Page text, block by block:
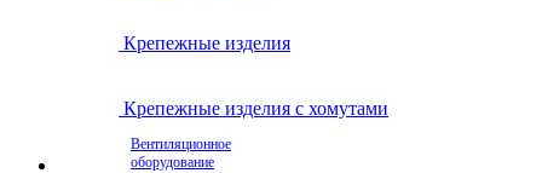
Крепежные изделия
Крепежные изделия с хомутами
Вентиляционное
оборудование